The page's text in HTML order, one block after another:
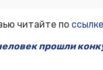
читайте по ссылке
прошли